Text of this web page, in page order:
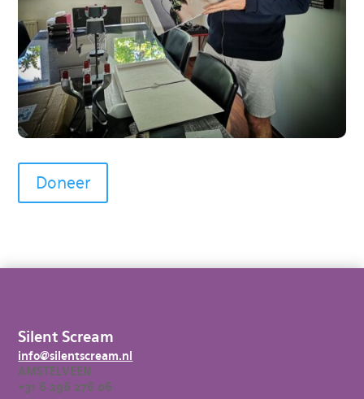
Doneer
Silent Scream
info@silentscream.nl
AMSTELVEEN
+31 6 296 276 06